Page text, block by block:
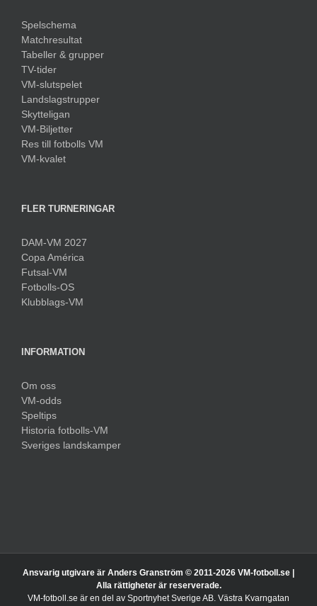
Spelschema
Matchresultat
Tabeller & grupper
TV-tider
VM-slutspelet
Landslagstrupper
Skytteligan
VM-Biljetter
Res till fotbolls VM
VM-kvalet
FLER TURNERINGAR
DAM-VM 2027
Copa América
Futsal-VM
Fotbolls-OS
Klubblags-VM
INFORMATION
Om oss
VM-odds
Speltips
Historia fotbolls-VM
Sveriges landskamper
Ansvarig utgivare är Anders Granström © 2011-2026 VM-fotboll.se |
Alla rättigheter är reserverade.
VM-fotboll.se är en del av Sportnyhet Sverige AB. Västra Kvarngatan